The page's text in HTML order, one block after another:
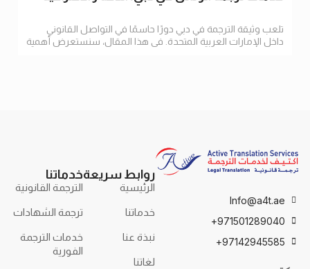
تلعب وثيقة الترجمة في دبي دورًا حاسمًا في التواصل القانوني
داخل الإمارات العربية المتحدة. في هذا المقال، سنستعرض أهمية
Info@a4t.ae
971501289040+
97142945585+
روابط سريعة
الرئيسية
خدماتنا
نبذة عنا
لغاتنا
خدماتنا
الترجمة القانونية
ترجمة الشهادات
خدمات الترجمة
الفورية